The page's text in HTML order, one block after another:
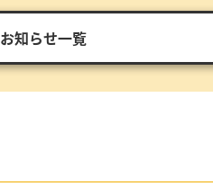
お知らせ一覧